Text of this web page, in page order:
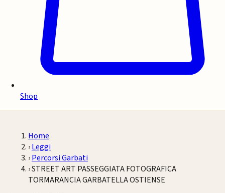
Shop
Home
›Leggi
›Percorsi Garbati
›STREET ART PASSEGGIATA FOTOGRAFICA
TORMARANCIA GARBATELLA OSTIENSE